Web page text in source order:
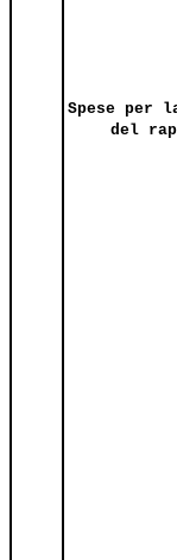
Spese per
del